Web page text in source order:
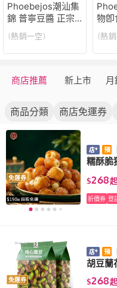
Phoebejos潮汕集
錦 普寧豆醬 正宗
豆瓣醬 炸醬 炒菜
煮調料 蘸料 320g
*2瓶裝潮汕集錦 黃
(熱銷一空)
物卽
薏米
青稞
(熱
商店推薦 新上市
商品分類 商店免運券
免運券
糯酥脆
$268起
折價券 登
免運券
胡豆蘭
$268起